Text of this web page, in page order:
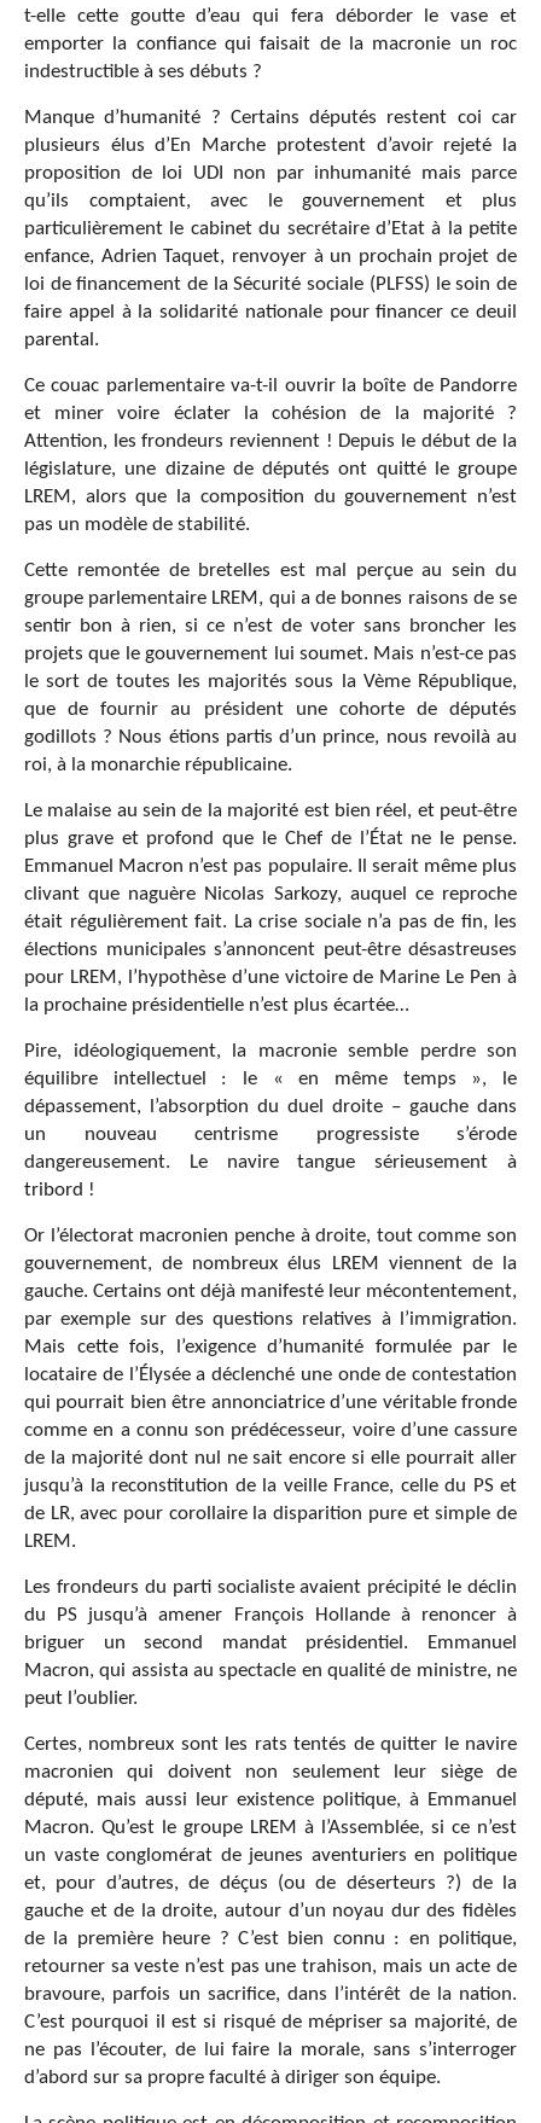
t-elle cette goutte d’eau qui fera déborder le vase et
emporter la confiance qui faisait de la macronie un roc
indestructible à ses débuts ?
Manque d’humanité ? Certains députés restent coi car
plusieurs élus d’En Marche protestent d’avoir rejeté la
proposition de loi UDI non par inhumanité mais parce
qu’ils comptaient, avec le gouvernement et plus
particulièrement le cabinet du secrétaire d’Etat à la petite
enfance, Adrien Taquet, renvoyer à un prochain projet de
loi de financement de la Sécurité sociale (PLFSS) le soin de
faire appel à la solidarité nationale pour financer ce deuil
parental.
Ce couac parlementaire va-t-il ouvrir la boîte de Pandorre
et miner voire éclater la cohésion de la majorité ?
Attention, les frondeurs reviennent ! Depuis le début de la
législature, une dizaine de députés ont quitté le groupe
LREM, alors que la composition du gouvernement n’est
pas un modèle de stabilité.
Cette remontée de bretelles est mal perçue au sein du
groupe parlementaire LREM, qui a de bonnes raisons de se
sentir bon à rien, si ce n’est de voter sans broncher les
projets que le gouvernement lui soumet. Mais n’est-ce pas
le sort de toutes les majorités sous la Vème République,
que de fournir au président une cohorte de députés
godillots ? Nous étions partis d’un prince, nous revoilà au
roi, à la monarchie républicaine.
Le malaise au sein de la majorité est bien réel, et peut-être
plus grave et profond que le Chef de l’État ne le pense.
Emmanuel Macron n’est pas populaire. Il serait même plus
clivant que naguère Nicolas Sarkozy, auquel ce reproche
était régulièrement fait. La crise sociale n’a pas de fin, les
élections municipales s’annoncent peut-être désastreuses
pour LREM, l’hypothèse d’une victoire de Marine Le Pen à
la prochaine présidentielle n’est plus écartée…
Pire, idéologiquement, la macronie semble perdre son
équilibre intellectuel : le « en même temps », le
dépassement, l’absorption du duel droite – gauche dans
un nouveau centrisme progressiste s’érode
dangereusement. Le navire tangue sérieusement à
tribord !
Or l’électorat macronien penche à droite, tout comme son
gouvernement, de nombreux élus LREM viennent de la
gauche. Certains ont déjà manifesté leur mécontentement,
par exemple sur des questions relatives à l’immigration.
Mais cette fois, l’exigence d’humanité formulée par le
locataire de l’Élysée a déclenché une onde de contestation
qui pourrait bien être annonciatrice d’une véritable fronde
comme en a connu son prédécesseur, voire d’une cassure
de la majorité dont nul ne sait encore si elle pourrait aller
jusqu’à la reconstitution de la veille France, celle du PS et
de LR, avec pour corollaire la disparition pure et simple de
LREM.
Les frondeurs du parti socialiste avaient précipité le déclin
du PS jusqu’à amener François Hollande à renoncer à
briguer un second mandat présidentiel. Emmanuel
Macron, qui assista au spectacle en qualité de ministre, ne
peut l’oublier.
Certes, nombreux sont les rats tentés de quitter le navire
macronien qui doivent non seulement leur siège de
député, mais aussi leur existence politique, à Emmanuel
Macron. Qu’est le groupe LREM à l’Assemblée, si ce n’est
un vaste conglomérat de jeunes aventuriers en politique
et, pour d’autres, de déçus (ou de déserteurs ?) de la
gauche et de la droite, autour d’un noyau dur des fidèles
de la première heure ? C’est bien connu : en politique,
retourner sa veste n’est pas une trahison, mais un acte de
bravoure, parfois un sacrifice, dans l’intérêt de la nation.
C’est pourquoi il est si risqué de mépriser sa majorité, de
ne pas l’écouter, de lui faire la morale, sans s’interroger
d’abord sur sa propre faculté à diriger son équipe.